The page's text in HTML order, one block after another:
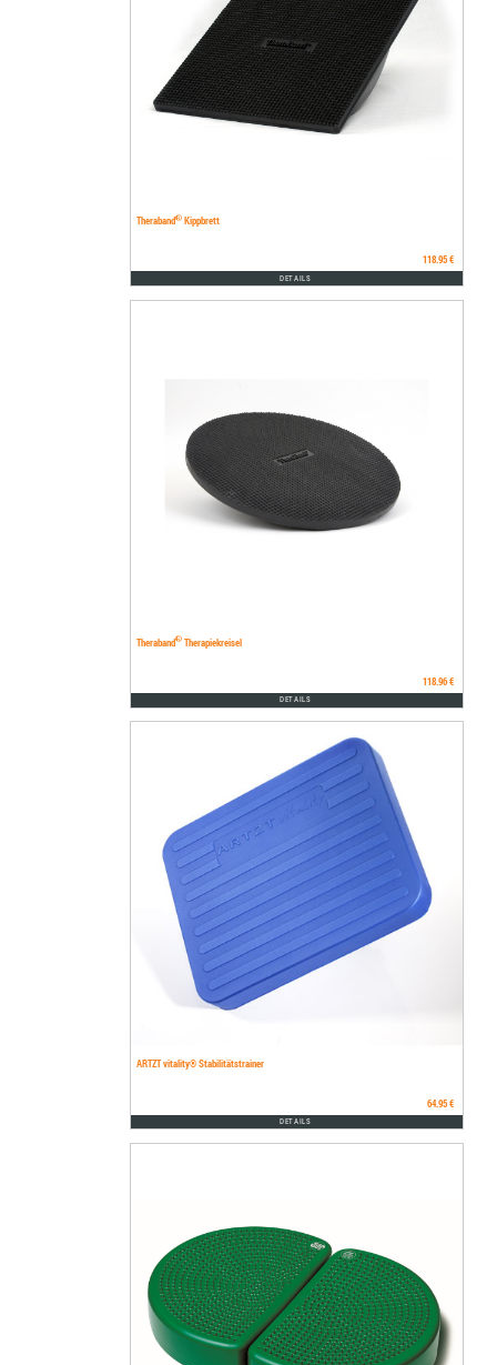
Theraband®Kippbrett
118.95 €
DETAILS
Theraband®Therapiekreisel
118.96 €
DETAILS
ARTZT vitality® Stabilitätstrainer
64.95 €
DETAILS